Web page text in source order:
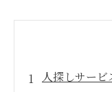
人探しサー